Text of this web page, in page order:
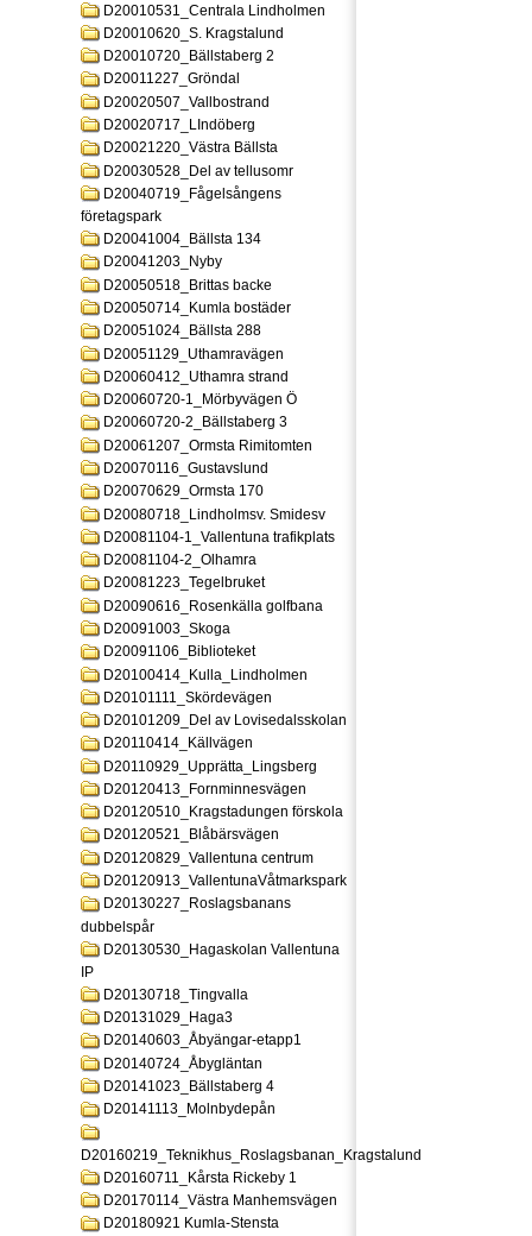
D20010531_Centrala Lindholmen
D20010620_S. Kragstalund
D20010720_Bällstaberg 2
D20011227_Gröndal
D20020507_Vallbostrand
D20020717_LIndöberg
D20021220_Västra Bällsta
D20030528_Del av tellusomr
D20040719_Fågelsångens
företagspark
D20041004_Bällsta 134
D20041203_Nyby
D20050518_Brittas backe
D20050714_Kumla bostäder
D20051024_Bällsta 288
D20051129_Uthamravägen
D20060412_Uthamra strand
D20060720-1_Mörbyvägen Ö
D20060720-2_Bällstaberg 3
D20061207_Ormsta Rimitomten
D20070116_Gustavslund
D20070629_Ormsta 170
D20080718_Lindholmsv. Smidesv
D20081104-1_Vallentuna trafikplats
D20081104-2_Olhamra
D20081223_Tegelbruket
D20090616_Rosenkälla golfbana
D20091003_Skoga
D20091106_Biblioteket
D20100414_Kulla_Lindholmen
D20101111_Skördevägen
D20101209_Del av Lovisedalsskolan
D20110414_Källvägen
D20110929_Upprätta_Lingsberg
D20120413_Fornminnesvägen
D20120510_Kragstadungen förskola
D20120521_Blåbärsvägen
D20120829_Vallentuna centrum
D20120913_VallentunaVåtmarkspark
D20130227_Roslagsbanans
dubbelspår
D20130530_Hagaskolan Vallentuna
IP
D20130718_Tingvalla
D20131029_Haga3
D20140603_Åbyängar-etapp1
D20140724_Åbygläntan
D20141023_Bällstaberg 4
D20141113_Molnbydepån
D20160219_Teknikhus_Roslagsbanan_Kragstalund
D20160711_Kårsta Rickeby 1
D20170114_Västra Manhemsvägen
D20180921 Kumla-Stensta